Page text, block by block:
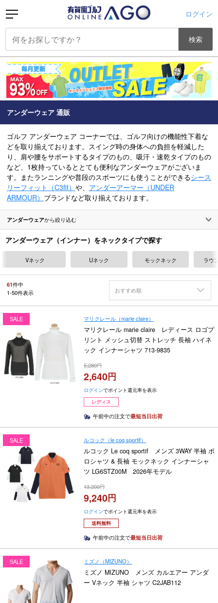
ログイン
検索
アンダーウェア 通販
ゴルフ アンダーウェア コーナーでは、ゴルフ向けの機能性下着な
どを取り揃えております。スイング時の身体への負担を軽減した
り、肩や腰をサポートするタイプのもの、吸汗・速乾タイプのもの
など、1枚持っているととても便利なアンダーウェアがございま
す。またランニングや普段のスポーツにも使うことができるシース
リーフィット（C3fit） や、 アンダーアーマー（UNDER
ARMOUR） ブランドなど取り揃えております。
アンダーウェアから絞り込む
アンダーウェア（インナー）をネックタイプで探す
Vネック Uネック モックネック ラウ
61件中
1-50件表示 おすすめ順
SALE マリクレール（marie claire）
マリクレール marie claire レディース ロゴプ
リント メッシュ切替 ストレッチ 長袖 ハイネ
ック インナーシャツ 713-9835
5,280
2,640
ログインでポイント還元率を表示
レディス
午前中の注文で最短当日出荷
SALE ルコック（le coq sportif）
ルコック Le coq sportif メンズ 3WAY 半袖 ポ
ロシャツ & 長袖 モックネック インナーシャ
ツ LG6STZ00M 2026年モデル
13,200
9,240
ログインでポイント還元率を表示
送料無料
午前中の注文で最短当日出荷
SALE ミズノ（MIZUNO）
ミズノ MIZUNO メンズ カルエアー アンダ
ー Vネック 半袖 シャツ C2JAB112